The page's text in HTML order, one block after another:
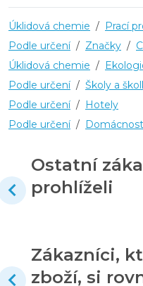
Úklidová chemie / Prací
Podle určení / Značky /
Úklidová chemie /
Podle určení / Školy a
Podle určení / Hotely
Podle určení / Domácnost
Ostatní
prohlíželi
Zákazníci,
zboží, si